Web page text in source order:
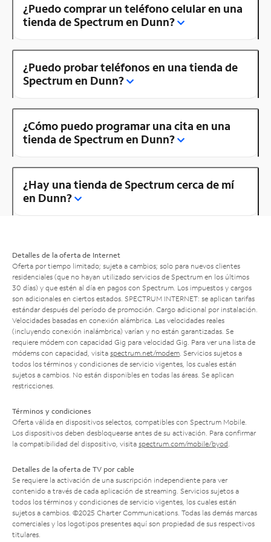
¿Puedo comprar un teléfono celular en una
tienda de Spectrum en Dunn?
¿Puedo probar teléfonos en una tienda de
Spectrum en Dunn?
¿Cómo puedo programar una cita en una
tienda de Spectrum en Dunn?
¿Hay una tienda de Spectrum cerca de mí
en Dunn?
Detalles de la oferta de Internet
Oferta por tiempo limitado; sujeta a cambios; solo para nuevos clientes
residenciales (que no hayan utilizado servicios de Spectrum en los últimos
30 días) y que estén al día en pagos con Spectrum. Los impuestos y cargos
son adicionales en ciertos estados. SPECTRUM INTERNET: se aplican tarifas
estándar después del período de promoción. Cargo adicional por instalación.
Velocidades basadas en conexión alámbrica. Las velocidades reales
(incluyendo conexión inalámbrica) varían y no están garantizadas. Se
requiere módem con capacidad Gig para velocidad Gig. Para ver una lista de
módems con capacidad, visita spectrum.net/modem . Servicios sujetos a
todos los términos y condiciones de servicio vigentes, los cuales están
sujetos a cambios. No están disponibles en todas las áreas. Se aplican
restricciones.
Términos y condiciones
Oferta válida en dispositivos selectos, compatibles con Spectrum Mobile.
Los dispositivos deben desbloquearse antes de su activación. Para confirmar
la compatibilidad del dispositivo, visita spectrum.com/mobile/byod
Detalles de la oferta de TV por cable
Se requiere la activación de una suscripción independiente para ver
contenido a través de cada aplicación de streaming. Servicios sujetos a
todos los términos y condiciones de servicio vigentes, los cuales están
sujetos a cambios. ©2025 Charter Communications. Todas las demás marcas
comerciales y los logotipos presentes aquí son propiedad de sus respectivos
titulares.